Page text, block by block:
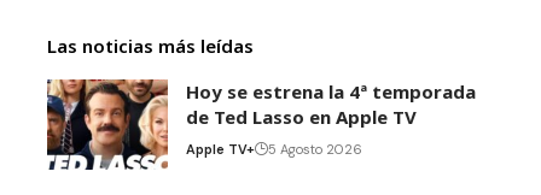
Las noticias más leídas
Hoy se estrena la 4ª temporada
de Ted Lasso en Apple TV
Apple TV+ 5 Agosto 2026